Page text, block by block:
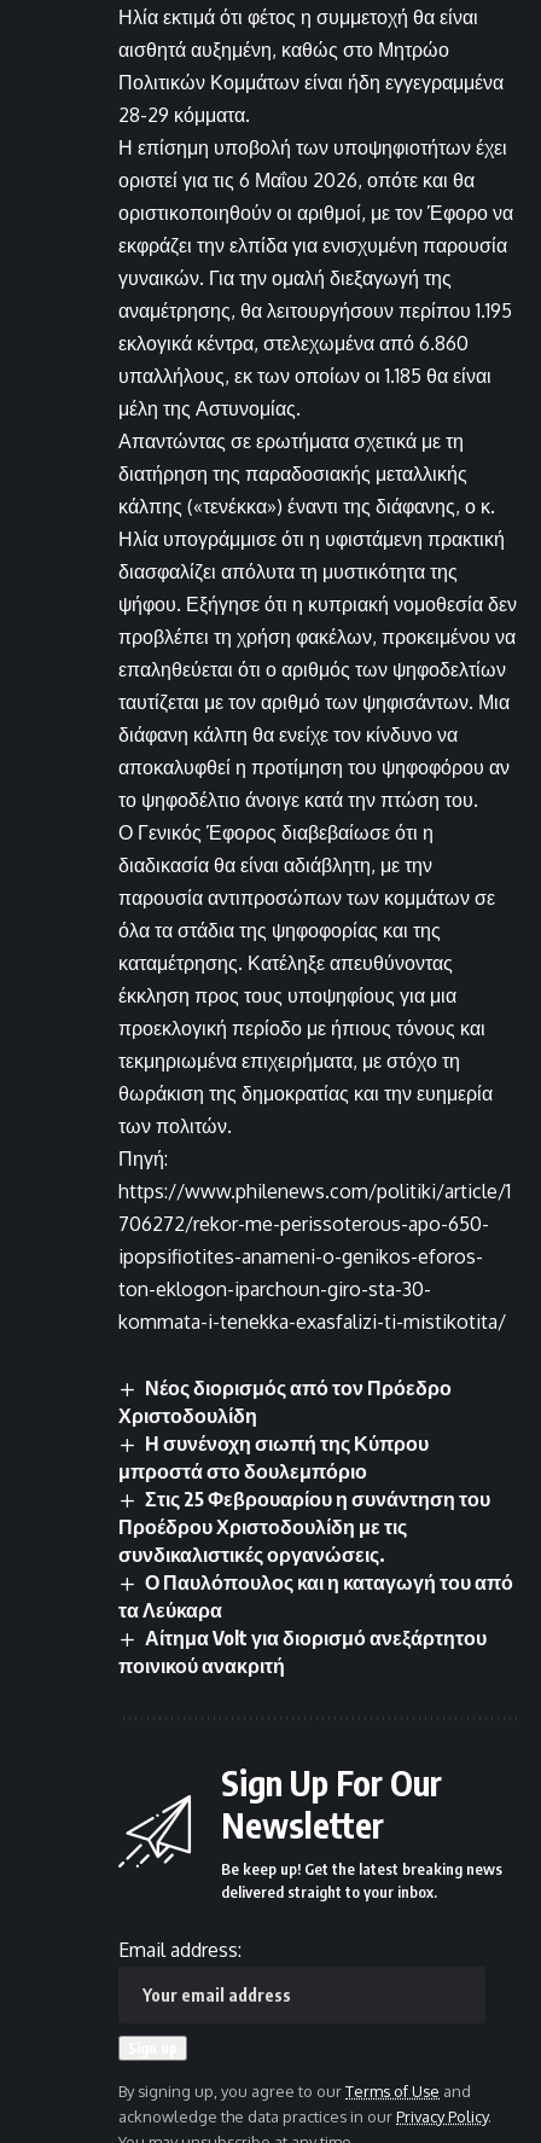
Ηλία εκτιμά ότι φέτος η συμμετοχή θα είναι
αισθητά αυξημένη, καθώς στο Μητρώο
Πολιτικών Κομμάτων είναι ήδη εγγεγραμμένα
28-29 κόμματα.
Η επίσημη υποβολή των υποψηφιοτήτων έχει
οριστεί για τις 6 Μαΐου 2026, οπότε και θα
οριστικοποιηθούν οι αριθμοί, με τον Έφορο να
εκφράζει την ελπίδα για ενισχυμένη παρουσία
γυναικών. Για την ομαλή διεξαγωγή της
αναμέτρησης, θα λειτουργήσουν περίπου 1.195
εκλογικά κέντρα, στελεχωμένα από 6.860
υπαλλήλους, εκ των οποίων οι 1.185 θα είναι
μέλη της Αστυνομίας.
Απαντώντας σε ερωτήματα σχετικά με τη
διατήρηση της παραδοσιακής μεταλλικής
κάλπης («τενέκκα») έναντι της διάφανης, ο κ.
Ηλία υπογράμμισε ότι η υφιστάμενη πρακτική
διασφαλίζει απόλυτα τη μυστικότητα της
ψήφου. Εξήγησε ότι η κυπριακή νομοθεσία δεν
προβλέπει τη χρήση φακέλων, προκειμένου να
επαληθεύεται ότι ο αριθμός των ψηφοδελτίων
ταυτίζεται με τον αριθμό των ψηφισάντων. Μια
διάφανη κάλπη θα ενείχε τον κίνδυνο να
αποκαλυφθεί η προτίμηση του ψηφοφόρου αν
το ψηφοδέλτιο άνοιγε κατά την πτώση του.
Ο Γενικός Έφορος διαβεβαίωσε ότι η
διαδικασία θα είναι αδιάβλητη, με την
παρουσία αντιπροσώπων των κομμάτων σε
όλα τα στάδια της ψηφοφορίας και της
καταμέτρησης. Κατέληξε απευθύνοντας
έκκληση προς τους υποψηφίους για μια
προεκλογική περίοδο με ήπιους τόνους και
τεκμηριωμένα επιχειρήματα, με στόχο τη
θωράκιση της δημοκρατίας και την ευημερία
των πολιτών.
Πηγή:
https://www.philenews.com/politiki/article/1
706272/rekor-me-perissoterous-apo-650-
ipopsifiotites-anameni-o-genikos-eforos-
ton-eklogon-iparchoun-giro-sta-30-
kommata-i-tenekka-exasfalizi-ti-mistikotita/
Νέος διορισμός από τον Πρόεδρο
Χριστοδουλίδη
Η συνένοχη σιωπή της Κύπρου
μπροστά στο δουλεμπόριο
Στις 25 Φεβρουαρίου η συνάντηση του
Προέδρου Χριστοδουλίδη με τις
συνδικαλιστικές οργανώσεις.
Ο Παυλόπουλος και η καταγωγή του από
τα Λεύκαρα
Αίτημα Volt για διορισμό ανεξάρτητου
ποινικού ανακριτή
Sign Up For Our
Newsletter
Be keep up! Get the latest breaking news
delivered straight to your inbox.
Email address:
By signing up, you agree to ourTerms of Use and
acknowledge the data practices in ourPrivacy Policy.